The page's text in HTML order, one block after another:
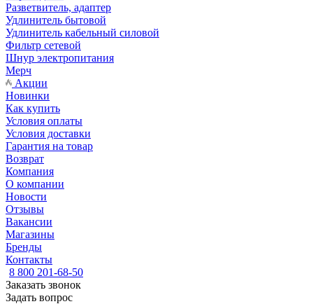
Разветвитель, адаптер
Удлинитель бытовой
Удлинитель кабельный силовой
Фильтр сетевой
Шнур электропитания
Мерч
Акции
Новинки
Как купить
Условия оплаты
Условия доставки
Гарантия на товар
Возврат
Компания
О компании
Новости
Отзывы
Вакансии
Магазины
Бренды
Контакты
8 800 201-68-50
Заказать звонок
Задать вопрос